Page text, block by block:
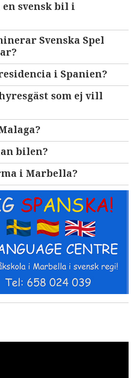
svensk bil i
Svenska Spel
i Spanien?
som ej vill
bilen?
i Marbella?